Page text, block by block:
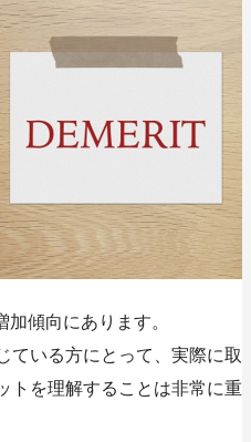
傾向にあります。
ている方にとって、実際に取
トを理解することは非常に重